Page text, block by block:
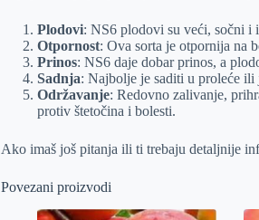
Plodovi: NS6 plodovi su veći, sočni i
Otpornost: Ova sorta je otpornija na
Prinos: NS6 daje dobar prinos, a
Sadnja: Najbolje je saditi u proleće ili
Održavanje: Redovno zalivanje,
protiv štetočina i bolesti.
Ako imaš još pitanja ili ti trebaju detaljnije
Povezani proizvodi